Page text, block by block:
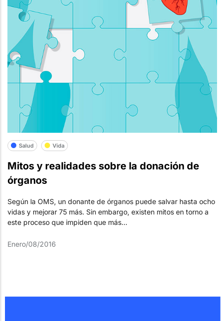
Salud Vida
Mitos y realidades sobre la donación de
órganos
Según la OMS, un donante de órganos puede salvar hasta ocho
vidas y mejorar 75 más. Sin embargo, existen mitos en torno a
este proceso que impiden que más...
Enero/08/2016